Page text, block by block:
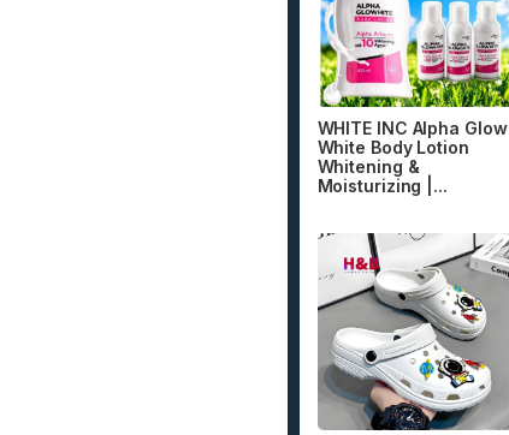
WHITE INC Alpha Glow
White Body Lotion
Whitening &
Moisturizing |...